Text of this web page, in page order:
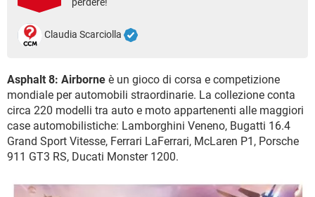
TIKTOK
HARDWARE
Claudia Scarciolla
Asphalt 8: Airborne è un gioco di corsa e competizione
mondiale per automobili straordinarie. La collezione conta
circa 220 modelli tra auto e moto appartenenti alle maggiori
case automobilistiche: Lamborghini Veneno, Bugatti 16.4
Grand Sport Vitesse, Ferrari LaFerrari, McLaren P1, Porsche
911 GT3 RS, Ducati Monster 1200.